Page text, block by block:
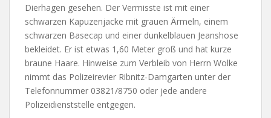
Dierhagen gesehen. Der Vermisste ist mit einer
schwarzen Kapuzenjacke mit grauen Ärmeln, einem
schwarzen Basecap und einer dunkelblauen Jeanshose
bekleidet. Er ist etwas 1,60 Meter groß und hat kurze
braune Haare. Hinweise zum Verbleib von Herrn Wolke
nimmt das Polizeirevier Ribnitz-Damgarten unter der
Telefonnummer 03821/8750 oder jede andere
Polizeidienststelle entgegen.